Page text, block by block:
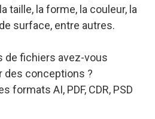
taille, la forme, la couleur, la
surface, entre autres.
de fichiers avez-vous
des conceptions ?
formats AI, PDF, CDR, PSD